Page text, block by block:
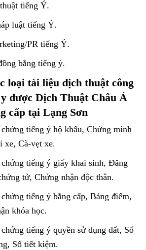
tiếng Ý.
luật tiếng Ý.
PR tiếng Ý.
bằng tiếng ý.
loại tài liệu dịch thuật công
được Dịch Thuật Châu Á
cấp tại Lạng Sơn
tiếng ý hộ khẩu, Chứng minh
xe, Cà-vẹt xe.
tiếng ý giấy khai sinh, Đăng
tử, Chứng nhận độc thân.
tiếng ý bằng cấp, Bảng điểm,
khóa học.
tiếng ý quyền sử dụng đất, Sổ
Sổ tiết kiệm.